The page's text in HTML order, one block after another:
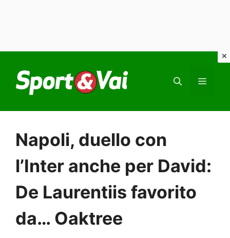
contenuto
Napoli, duello con
l’Inter anche per David:
De Laurentiis favorito
da… Oaktree